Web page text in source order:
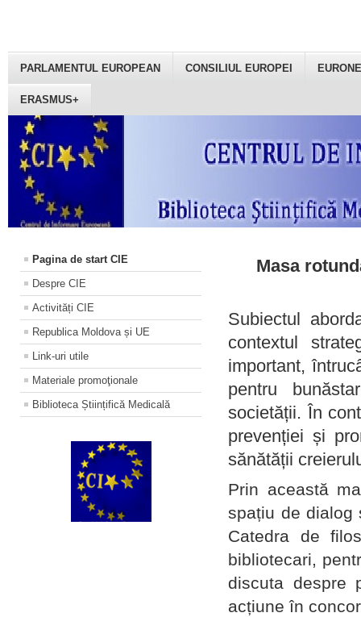
PARLAMENTUL EUROPEAN CONSILIUL EUROPEI
ERASMUS+
Pagina de start CIE
Despre CIE
Activități CIE
Republica Moldova și UE
Link-uri utile
Materiale promoţionale
Biblioteca Științifică Medicală
Masa
Subiectul
contextul
important,
pentru
societății. În
prevenției și
sănătății
Prin această
spațiu de dialog
Catedra de
bibliotecari,
discuta despre
acțiune în